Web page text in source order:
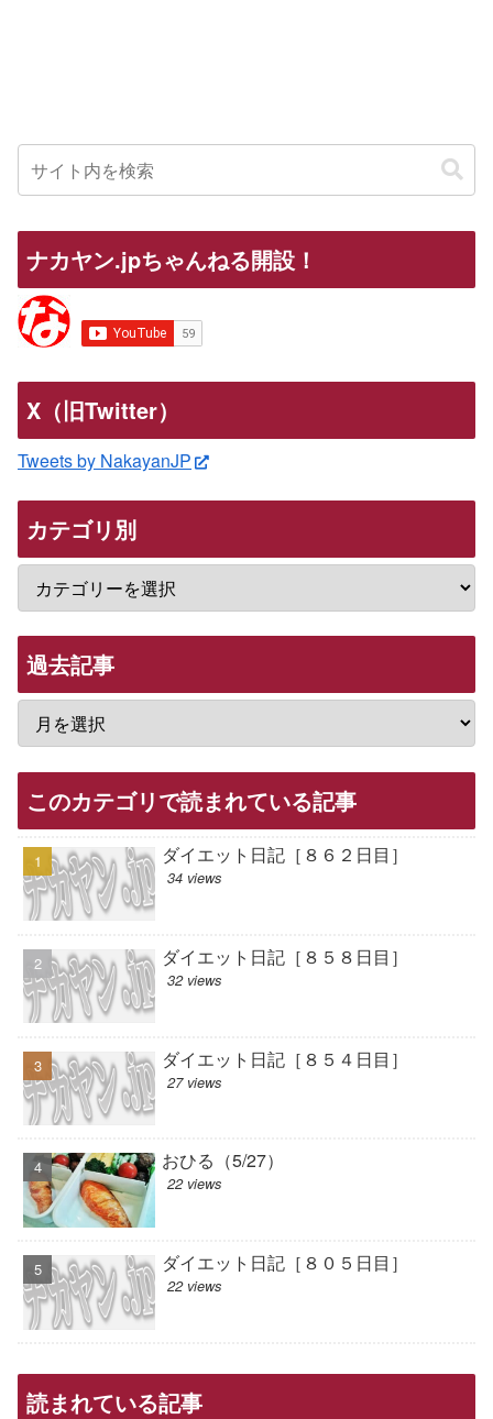
ナカヤン.jpちゃんねる開設！
X（旧Twitter）
Tweets by NakayanJP
カテゴリ別
過去記事
このカテゴリで読まれている記事
ダイエット日記［８６２日目］
34 views
ダイエット日記［８５８日目］
32 views
ダイエット日記［８５４日目］
27 views
おひる（5/27）
22 views
ダイエット日記［８０５日目］
22 views
読まれている記事